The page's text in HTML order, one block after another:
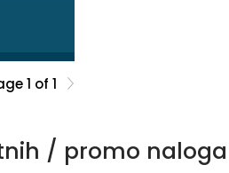
1 of 1
/ promo naloga